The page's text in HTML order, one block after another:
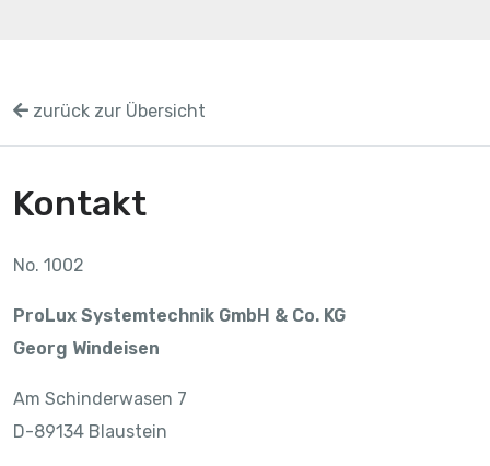
zurück zur Übersicht
Kontakt
No. 1002
ProLux Systemtechnik GmbH & Co. KG
Georg Windeisen
Am Schinderwasen 7
D-89134 Blaustein